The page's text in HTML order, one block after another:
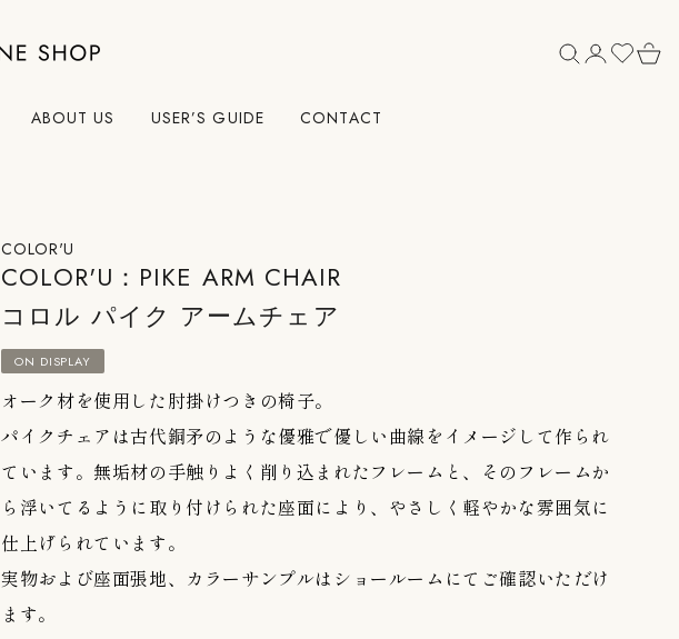
ABOUT US USER’S GUIDE CONTACT
COLOR'U
COLOR'U：PIKE ARM CHAIR
コロル パイク アームチェア
ON DISPLAY
オーク材を使用した肘掛けつきの椅子。
パイクチェアは古代銅矛のような優雅で優しい曲線をイメージして作られ
ています。無垢材の手触りよく削り込まれたフレームと、そのフレームか
ら浮いてるように取り付けられた座面により、やさしく軽やかな雰囲気に
仕上げられています。
実物および座面張地、カラーサンプルはショールームにてご確認いただけ
ます。